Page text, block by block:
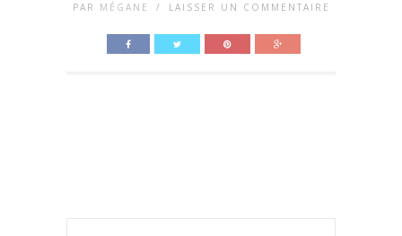
PAR MÉGANE / LAISSER UN COMMENTAIRE